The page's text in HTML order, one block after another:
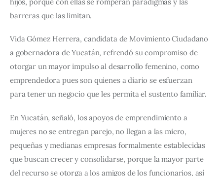
barreras que las limitan.
Vida Gómez Herrera, candidata de Movimiento Ciudadano
a gobernadora de Yucatán, refrendó su compromiso de
otorgar un mayor impulso al desarrollo femenino, como
emprendedora pues son quienes a diario se esfuerzan
para tener un negocio que les permita el sustento familiar.
En Yucatán, señaló, los apoyos de emprendimiento a
mujeres no se entregan parejo, no llegan a las micro,
pequeñas y medianas empresas formalmente establecidas
que buscan crecer y consolidarse, porque la mayor parte
del recurso se otorga a los amigos de los funcionarios, así